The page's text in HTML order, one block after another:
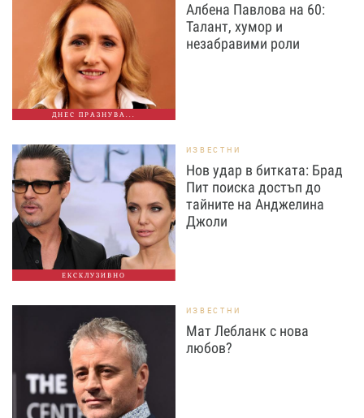
ДНЕС ПРАЗНУВА...
Албена Павлова на 60:
Талант, хумор и
незабравими роли
ЕКСКЛУЗИВНО
ИЗВЕСТНИ
Нов удар в битката: Брад
Пит поиска достъп до
тайните на Анджелина
Джоли
ИЗВЕСТНИ
Мат Лебланк с нова
любов?